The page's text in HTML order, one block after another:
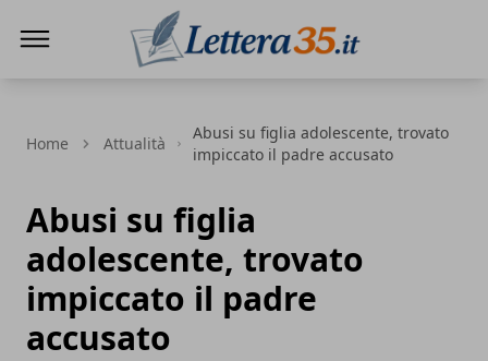
Home Attualità
Abusi su figlia adolescente, trovato
impiccato il padre accusato
Abusi su figlia
adolescente, trovato
impiccato il padre
accusato